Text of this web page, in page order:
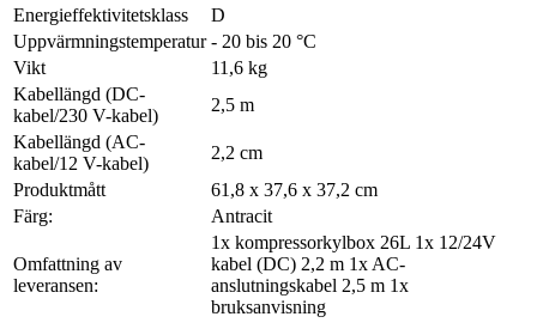
Energieffektivitetsklass
D
Uppvärmningstemperatur - 20 bis 20 °C
Vikt
11,6 kg
Kabellängd (DC-
kabel/230 V-kabel)
2,5 m
Kabellängd (AC-
kabel/12 V-kabel)
2,2 cm
Produktmått
61,8 x 37,6 x 37,2 cm
Färg:
Antracit
Omfattning av
leveransen:
1x kompressorkylbox 26L 1x 12/24V
kabel (DC) 2,2 m 1x AC-
anslutningskabel 2,5 m 1x
bruksanvisning